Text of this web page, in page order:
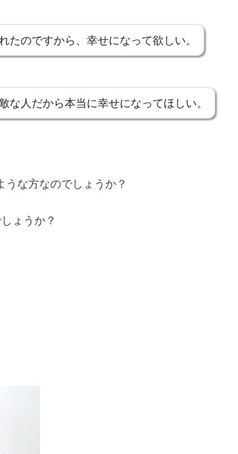
のですから、幸せになって欲しい。
な人だから本当に幸せになってほしい。
な方なのでしょうか？
ょうか？